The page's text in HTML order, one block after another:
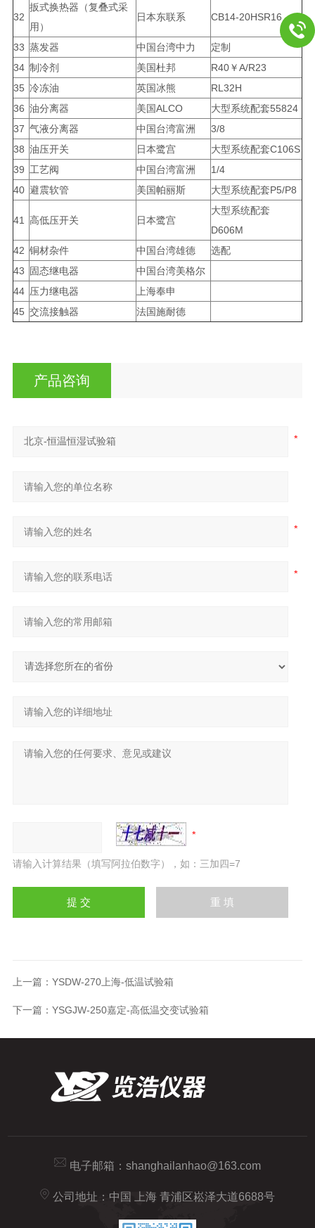
32
扳式换热器（复叠式采
用）
日本东联系 CB14-20HSR16
33 蒸发器 中国台湾中力
定制
34 制冷剂 美国杜邦
R40￥A/R23
35 冷冻油 英国冰熊
RL32H
36 油分离器 美国ALCO
大型系统配套55824
37 气液分离器 中国台湾富洲
3/8
38 油压开关 日本鹭宫
大型系统配套C106S
39 工艺阀 中国台湾富洲
1/4
40 避震软管 美国帕丽斯 大型系统配套P5/P8
41 高低压开关 日本鹭宫
大型系统配套
D606M
42 铜材杂件 中国台湾雄德
选配
43 固态继电器
中国台湾美格尔
44 压力继电器
上海奉申
45 交流接触器 法国施耐德
产品咨询
请输入计算结果（填写阿拉伯数字），如：三加四=7
上一篇： YSDW-270上海-低温试验箱
下一篇： YSGJW-250嘉定-高低温交变试验箱
电子邮箱： shanghailanhao@163.com
公司地址：中国 上海 青浦区崧泽大道6688号